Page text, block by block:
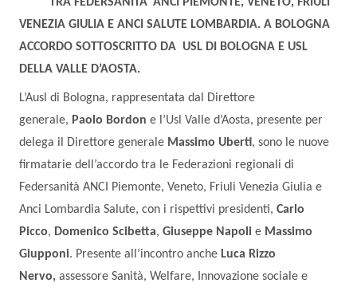
VENEZIA GIULIA E ANCI SALUTE LOMBARDIA. A BOLOGNA
ACCORDO SOTTOSCRITTO DA USL DI BOLOGNA E USL
DELLA VALLE D’AOSTA.
L’Ausl di Bologna, rappresentata dal Direttore
generale, Paolo Bordon e l’Usl Valle d’Aosta, presente per
delega il Direttore generale Massimo Uberti, sono le nuove
firmatarie dell’accordo tra le Federazioni regionali di
Federsanità ANCI Piemonte, Veneto, Friuli Venezia Giulia e
Anci Lombardia Salute, con i rispettivi presidenti, Carlo
Picco, Domenico Scibetta, Giuseppe Napoli e Massimo
Giupponi. Presente all’incontro anche Luca Rizzo
Nervo, assessore Sanità, Welfare, Innovazione sociale e